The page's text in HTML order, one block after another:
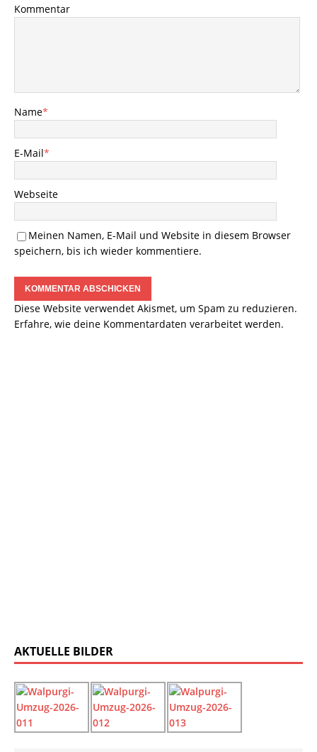
Kommentar
Name*
E-Mail*
Webseite
Meinen Namen, E-Mail und Website in diesem Browser
speichern, bis ich wieder kommentiere.
Diese Website verwendet Akismet, um Spam zu reduzieren.
Erfahre, wie deine Kommentardaten verarbeitet werden.
AKTUELLE BILDER